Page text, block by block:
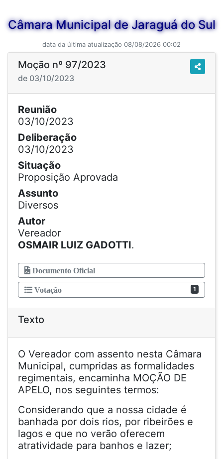
Câmara Municipal de Jaraguá do Sul
data da última atualização 08/08/2026 00:02
Moção nº 97/2023
de 03/10/2023
Reunião
03/10/2023
Deliberação
03/10/2023
Situação
Proposição Aprovada
Assunto
Diversos
Autor
Vereador
OSMAIR LUIZ GADOTTI.
Documento Oficial
Votação 1
Texto
O Vereador com assento nesta Câmara
Municipal, cumpridas as formalidades
regimentais, encaminha MOÇÃO DE
APELO, nos seguintes termos:
Considerando que a nossa cidade é
banhada por dois rios, por ribeirões e
lagos e que no verão oferecem
atratividade para banhos e lazer;